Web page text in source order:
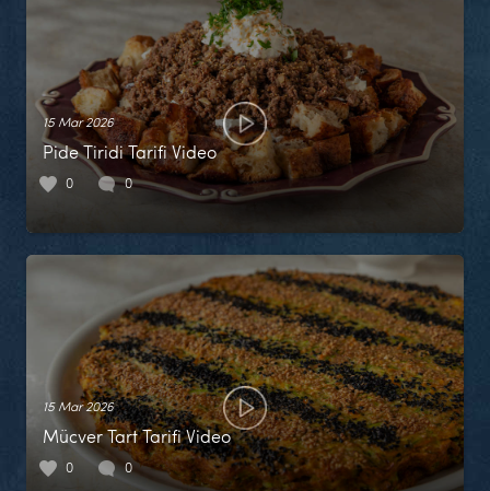
15 Mar 2026
Pide Tiridi Tarifi Video
0 0
15 Mar 2026
Mücver Tart Tarifi Video
0 0